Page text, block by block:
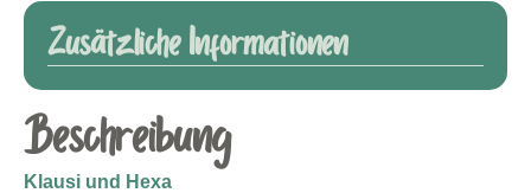
Zusätzliche Informationen
Beschreibung
Klausi und Hexa